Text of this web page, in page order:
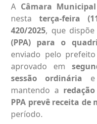
A Câmara
nesta terça-feira
420/2025, que
(PPA) para o
enviado pelo prefeito
aprovado em
sessão ordinária e
mantendo a
PPA prevê receita de
período.